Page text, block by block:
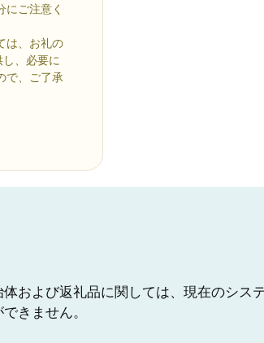
ご注意く
は、お礼の
、必要に
で、ご了承
および返礼品に関しては、現在のシス
きません。